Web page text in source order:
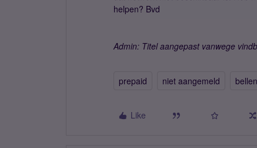
helpen? Bvd
Admin: Titel aangepast vanwege
prepaid niet aangemeld bellen
Like